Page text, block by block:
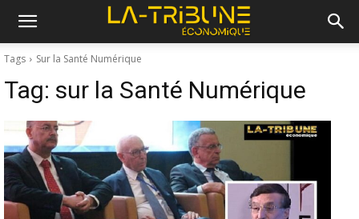
Tags Sur la Santé Numérique
Tag: sur la Santé Numérique